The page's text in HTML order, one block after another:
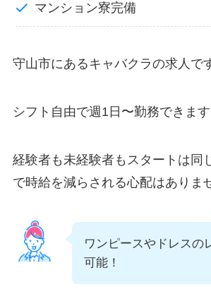
マンション寮完備
守山市にあるキャバクラの求人で
シフト自由で週1日〜勤務できます
経験者も未経験者もスタートは同
で時給を減らされる心配はありま
ワンピースやドレスの
可能！